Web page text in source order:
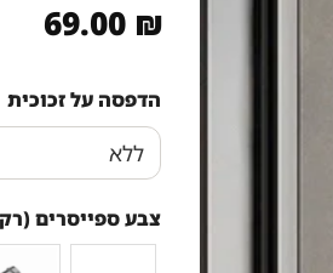
69.00 ₪
הדפסה על זכוכית
צבע ספייסרים